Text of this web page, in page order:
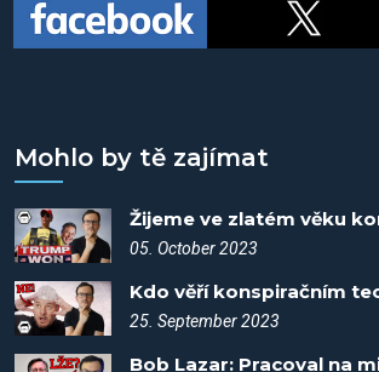
Mohlo by tě zajímat
05. October 2023
25. September 2023